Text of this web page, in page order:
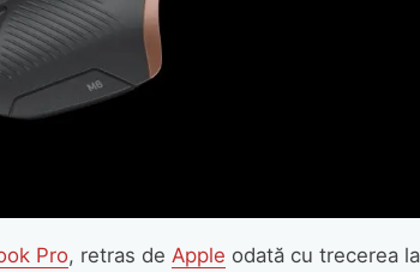
Pro, retras de Apple odată cu trecerea la